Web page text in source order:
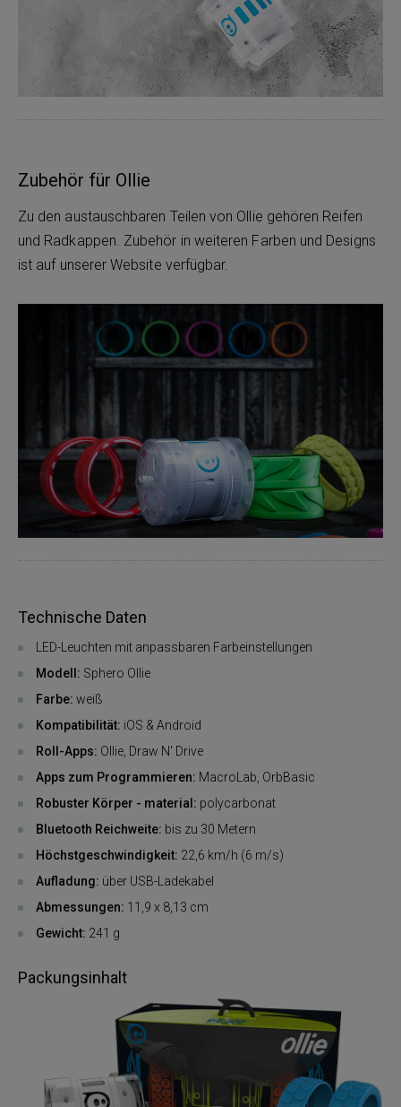
Zubehör für Ollie
Zu den austauschbaren Teilen von Ollie gehören Reifen
und Radkappen. Zubehör in weiteren Farben und Designs
ist auf unserer Website verfügbar.
Technische Daten
LED-Leuchten mit anpassbaren Farbeinstellungen
Modell: Sphero Ollie
Farbe: weiß
Kompatibilität: iOS & Android
Roll-Apps: Ollie, Draw N' Drive
Apps zum Programmieren: MacroLab, OrbBasic
Robuster Körper - material: polycarbonat
Bluetooth Reichweite: bis zu 30 Metern
Höchstgeschwindigkeit: 22,6 km/h (6 m/s)
Aufladung: über USB-Ladekabel
Abmessungen: 11,9 x 8,13 cm
Gewicht: 241 g
Packungsinhalt